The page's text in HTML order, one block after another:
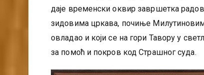
даје временски оквир завршетка
зидовима цркава, почиње Милутиновим
овладао и који се на гори Тавору у
за помоћ и покров код Страшног суда.